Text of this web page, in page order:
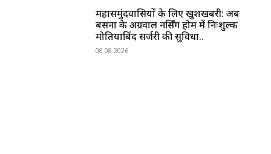
महासमुंदवासियों के लिए खुशखबरी: अब
बसना के अग्रवाल नर्सिंग होम में निःशुल्क
मोतियाबिंद सर्जरी की सुविधा..
08.08.2026